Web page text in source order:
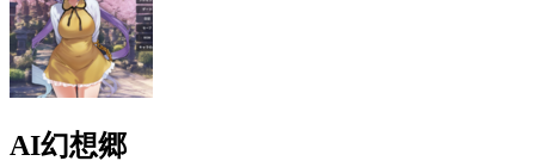
AI幻想郷